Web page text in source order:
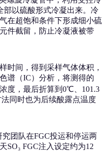
部以硫酸形式冷凝出来。冷
在超饱和条件下形成细小硫
件截留，防止冷凝液被带
时间，得到采样气体体积，
谱（IC）分析，将测得的
浓度，最后折算到0℃、101.3
同时也为后续酸露点温度
团队在FGC投运和停运两
SO₃ FGC注入设定约为12